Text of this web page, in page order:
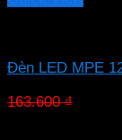
Đèn LED MPE
163.600₫